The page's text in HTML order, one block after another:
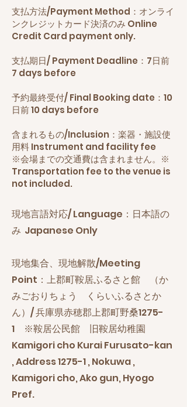
支払方法/Payment Method：オンライ
ンクレジットカード決済のみ Online
Credit Card payment only.
支払期日/ Payment Deadline：7日前
7 days before
予約最終受付/ Final Booking date：10
日前 10 days before
​含まれるもの/Inclusion：楽器・施設使
用料 Instrument and facility fee
※会場までの交通費は含まれません。※
Transportation fee to the venue is
not included.
現地言語対応/ Language：日本語の
み Japanese Only
現地集合、現地解散/Meeting
Point：上郡町鞍居ふるさと館 （か
みごおりちょう くらいふるさとか
ん）/ 兵庫県赤穂郡上郡町野桑1275-
1 ※鞍居公民館 旧鞍居幼稚園
Kamigori cho Kurai Furusato-kan
, Address 1275-1 , Nokuwa ,
Kamigori cho, Ako gun, Hyogo
Pref.